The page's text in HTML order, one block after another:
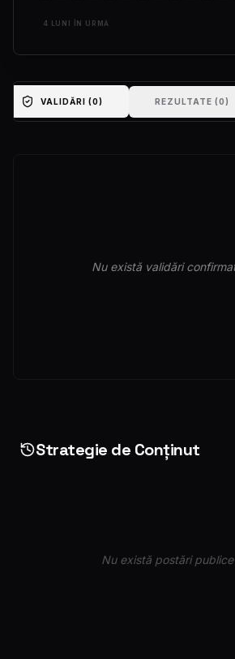
4 LUNI ÎN URMĂ
VALIDĂRI (0) REZULTATE (0)
Nu există validări
Strategie de Conținut
Nu există postări